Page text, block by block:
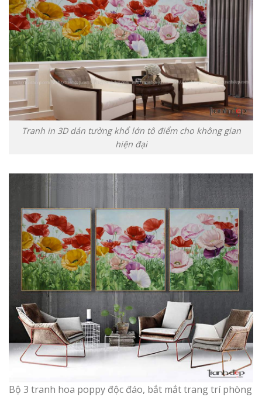
Tranh in 3D dán tường khổ lớn tô điểm cho không gian
hiện đại
Bộ 3 tranh hoa poppy độc đáo, bắt mắt trang trí phòng